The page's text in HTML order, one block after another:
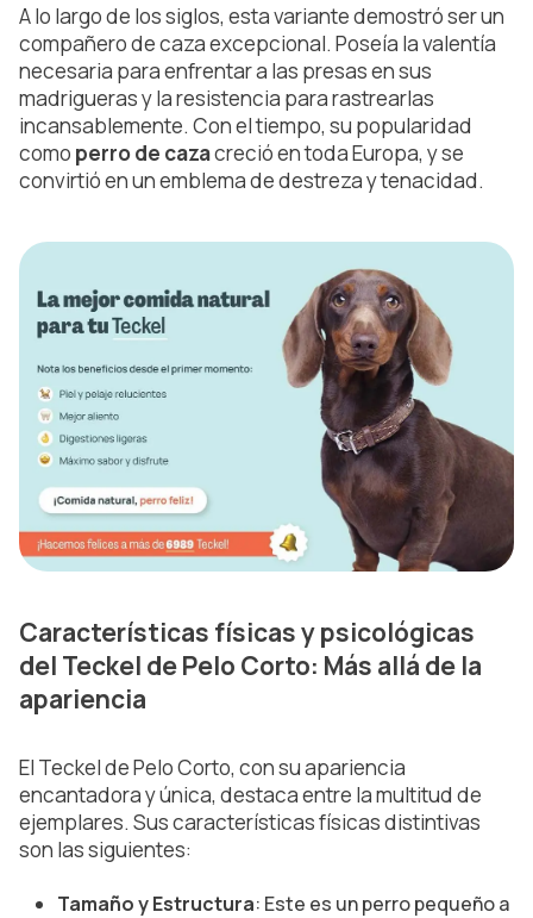
A lo largo de los siglos, esta variante demostró ser un
compañero de caza excepcional. Poseía la valentía
necesaria para enfrentar a las presas en sus
madrigueras y la resistencia para rastrearlas
incansablemente. Con el tiempo, su popularidad
como perro de cazacreció en toda Europa, y se
convirtió en un emblema de destreza y tenacidad.
Características físicas y psicológicas
del Teckel de Pelo Corto: Más allá de la
apariencia
El Teckel de Pelo Corto, con su apariencia
encantadora y única, destaca entre la multitud de
ejemplares. Sus características físicas distintivas
son las siguientes:
Tamaño y Estructura: Este es un perro pequeño a